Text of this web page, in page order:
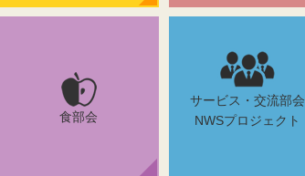
食部会
サービス・交流部会
NWSプロジェクト